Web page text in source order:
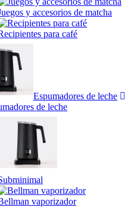
y accesorios de matcha
para café
Espumadores de leche
vaporizador